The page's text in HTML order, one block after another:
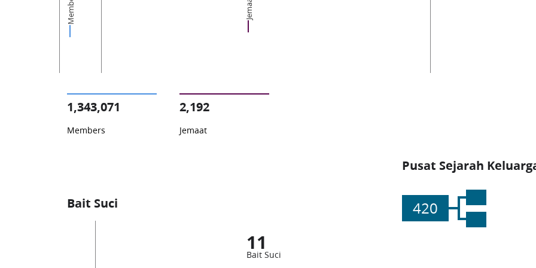
Members Jemaat
1,343,071
Members
2,192
Jemaat
Pusat Sejarah
420
Bait Suci
11
Bait Suci